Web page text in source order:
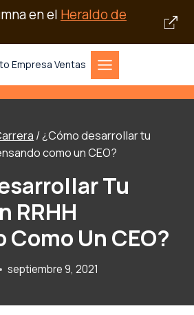
en el Heraldo de
Empresa Ventas
/¿Cómo desarrollar tu
como un CEO?
Tu
RRHH
Como Un CEO?
septiembre 9, 2021